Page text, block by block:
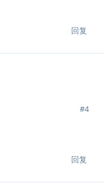
回复
#4
回复